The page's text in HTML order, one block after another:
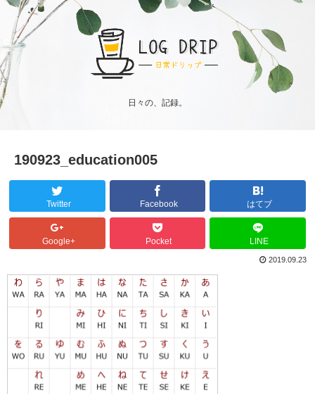
日々の、記録。
190923_education005
Twitter Facebook はてブ
Google+ Pocket LINE
2019.09.23